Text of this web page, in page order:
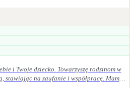
i Twoje dziecko. Towarzyszę rodzinom w
stawiając na zaufanie i współpracę. Mam